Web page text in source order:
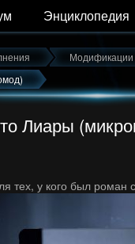
Энциклопедия
Модификации
Лиары
тех, у кого был роман